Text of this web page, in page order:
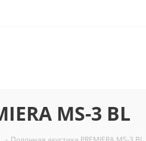
MS-3 BL